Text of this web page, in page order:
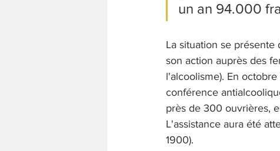
un an 94.000
La situation se
son action auprès des
l'alcoolisme). En
conférence
près de 300 ouvrières,
L'assistance aura été
1900).